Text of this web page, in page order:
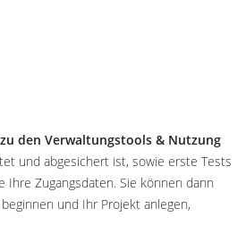
den Verwaltungstools & Nutzung
und abgesichert ist, sowie erste Tests
Ihre Zugangsdaten. Sie können dann
und Ihr Projekt anlegen,